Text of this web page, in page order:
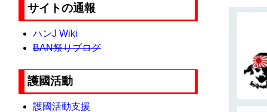
サイトの通報
ハンJ Wiki
BAN祭りブログ
護國活動
護國活動支援